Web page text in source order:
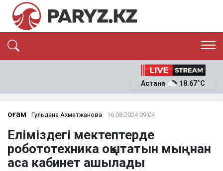
ЭКОНОМИКА
ОҚИҒА
News
Астана 18.67°C
Қоғам Гульдана Ахметжанова 16.08.2024 09:04
Еліміздегі мектептерде
робототехника оқытатын мыңнан
аса кабинет ашылады